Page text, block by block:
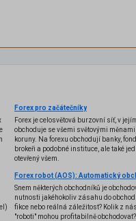
Forex pro začátečníky
Forex je celosvětová burzovní síť, v
obchoduje se všemi světovými
koruny. Na forexu obchodují banky,
brokeři a podobné instituce, ale také
otevřený všem.
Snem některých obchodníků je
nutnosti jakéhokoliv zásahu do
fikce nebo reálná záležitost? Kolik z
"roboti" mohou profitabilně